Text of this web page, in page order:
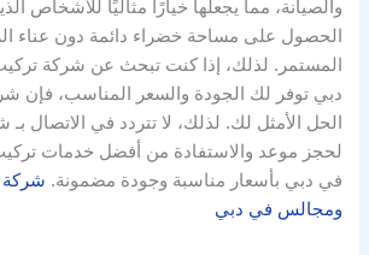
والصيانة، مما يجعلها خيارًا مثاليًا للأشخاص
الحصول على مساحة خضراء دائمة دون عناء
المستمر. لذلك، إذا كنت تبحث عن شركة
دبي توفر لك الجودة والسعر المناسب، فإن
الحل الأمثل لك. لذلك، لا تتردد في الاتصال
لحجز موعد والاستفادة من أفضل خدمات تركيب
في دبي بأسعار مناسبة وجودة مضمونة. شركة
ومجالس في دبي